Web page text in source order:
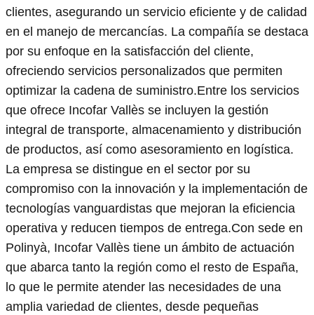
clientes, asegurando un servicio eficiente y de calidad
en el manejo de mercancías. La compañía se destaca
por su enfoque en la satisfacción del cliente,
ofreciendo servicios personalizados que permiten
optimizar la cadena de suministro.Entre los servicios
que ofrece Incofar Vallès se incluyen la gestión
integral de transporte, almacenamiento y distribución
de productos, así como asesoramiento en logística.
La empresa se distingue en el sector por su
compromiso con la innovación y la implementación de
tecnologías vanguardistas que mejoran la eficiencia
operativa y reducen tiempos de entrega.Con sede en
Polinyà, Incofar Vallès tiene un ámbito de actuación
que abarca tanto la región como el resto de España,
lo que le permite atender las necesidades de una
amplia variedad de clientes, desde pequeñas